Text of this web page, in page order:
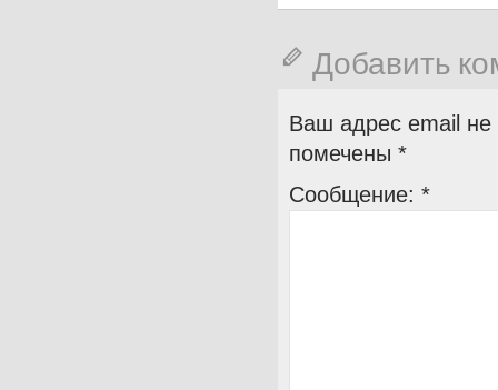
Добавить
Ваш адрес email не
помечены *
Сообщение: *